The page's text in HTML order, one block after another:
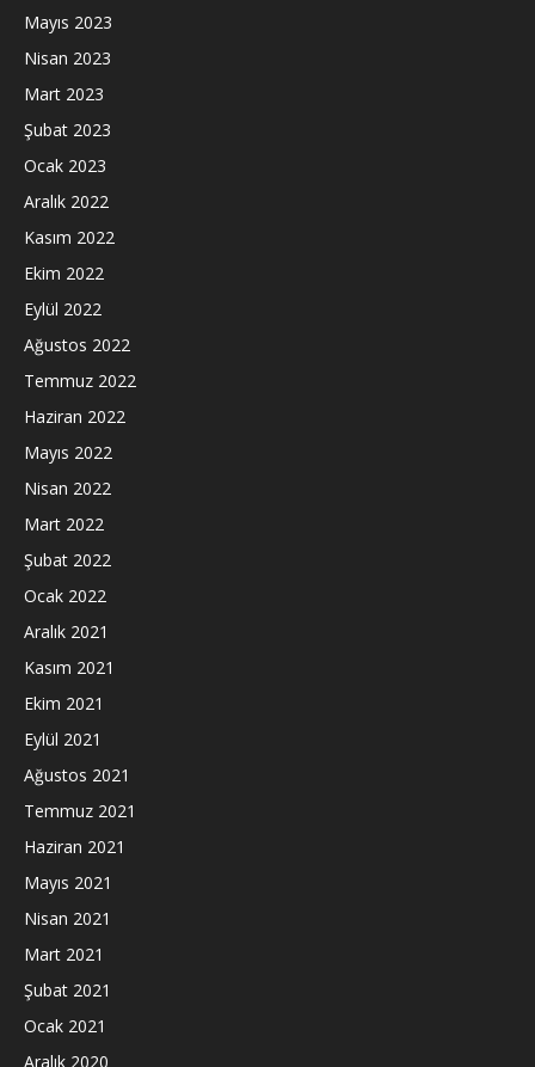
Mayıs 2023
Nisan 2023
Mart 2023
Şubat 2023
Ocak 2023
Aralık 2022
Kasım 2022
Ekim 2022
Eylül 2022
Ağustos 2022
Temmuz 2022
Haziran 2022
Mayıs 2022
Nisan 2022
Mart 2022
Şubat 2022
Ocak 2022
Aralık 2021
Kasım 2021
Ekim 2021
Eylül 2021
Ağustos 2021
Temmuz 2021
Haziran 2021
Mayıs 2021
Nisan 2021
Mart 2021
Şubat 2021
Ocak 2021
Aralık 2020